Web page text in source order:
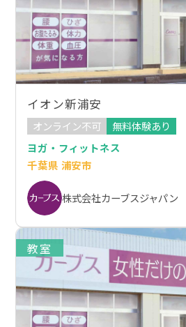
イオン新浦安
オンライン不可
無料体験あり
ヨガ・フィットネス
千葉県 浦安市
株式会社カーブスジャパン
教室